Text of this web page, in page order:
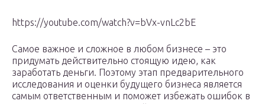
https://youtube.com/watch?v=bVx-vnLc2bE
Самое важное и сложное в любом бизнесе – это
придумать действительно стоящую идею, как
заработать деньги. Поэтому этап предварительного
исследования и оценки будущего бизнеса является
самым ответственным и поможет избежать ошибок в